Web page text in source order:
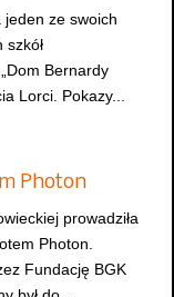
jeden ze swoich
Bernardy
Lorci. Pokazy...
Photon
prowadziła
Photon.
Fundację BGK